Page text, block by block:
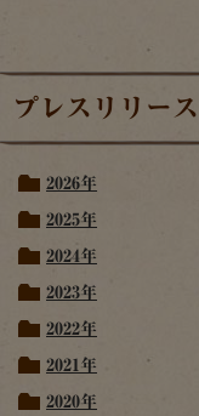
プレスリリース
2026年
2025年
2024年
2023年
2022年
2021年
2020年